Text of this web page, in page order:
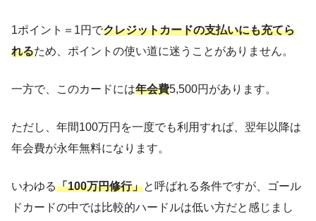
1ポイント＝1円でクレジットカードの支払いにも充てら
れるため、ポイントの使い道に迷うことがありません。
一方で、このカードには年会費5,500円があります。
ただし、年間100万円を一度でも利用すれば、翌年以降は
年会費が永年無料になります。
いわゆる「100万円修行」と呼ばれる条件ですが、ゴール
ドカードの中では比較的ハードルは低い方だと感じまし